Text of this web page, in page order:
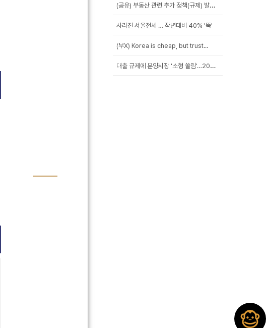
(공유) 부동산 관련 추가 정책(규제) 발표 예상됩니다...
사라진 서울전세 … 작년대비 40% '뚝'
(부X) Korea is cheap, but trust...
대출 규제에 분양시장 '소형 쏠림'…20평 이하 경쟁률...